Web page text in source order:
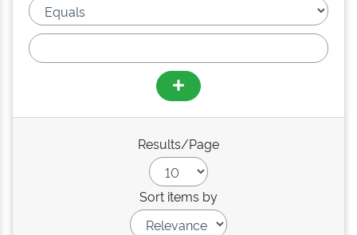
Results/Page
Sort items by